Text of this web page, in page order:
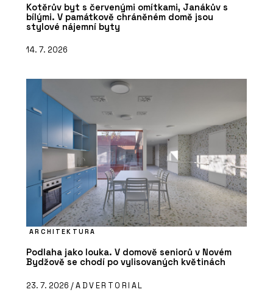
Kotěrův byt s červenými omítkami, Janákův s
bílými. V památkově chráněném domě jsou
stylové nájemní byty
14. 7. 2026
ARCHITEKTURA
Podlaha jako louka. V domově seniorů v Novém
Bydžově se chodí po vylisovaných květinách
23. 7. 2026 /ADVERTORIAL